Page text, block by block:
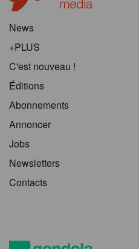
News
+PLUS
C'est nouveau !
Éditions
Abonnements
Annoncer
Jobs
Newsletters
Contacts